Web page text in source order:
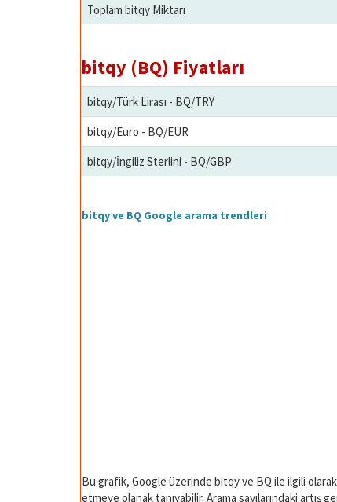
Toplam bitqy Miktarı
bitqy (BQ) Fiyatları
bitqy/Türk Lirası - BQ/TRY
bitqy/Euro - BQ/EUR
bitqy/İngiliz Sterlini - BQ/GBP
bitqy ve BQ Google arama trendleri
Bu grafik, Google üzerinde bitqy ve BQ ile ilgili
etmeye olanak tanıyabilir. Arama sayılarındaki artış